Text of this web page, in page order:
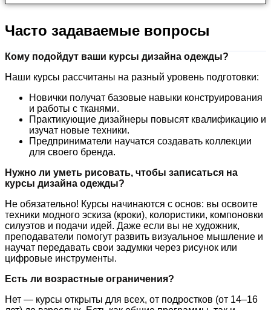
Часто задаваемые вопросы
Кому подойдут ваши курсы дизайна одежды?
Наши курсы рассчитаны на разный уровень подготовки:
Новички получат базовые навыки конструирования
и работы с тканями.
Практикующие дизайнеры повысят квалификацию и
изучат новые техники.
Предприниматели научатся создавать коллекции
для своего бренда.
Нужно ли уметь рисовать, чтобы записаться на
курсы дизайна одежды?
Не обязательно! Курсы начинаются с основ: вы освоите
техники модного эскиза (кроки), колористики, компоновки
силуэтов и подачи идей. Даже если вы не художник,
преподаватели помогут развить визуальное мышление и
научат передавать свои задумки через рисунок или
цифровые инструменты.
Есть ли возрастные ограничения?
Нет — курсы открыты для всех, от подростков (от 14–16